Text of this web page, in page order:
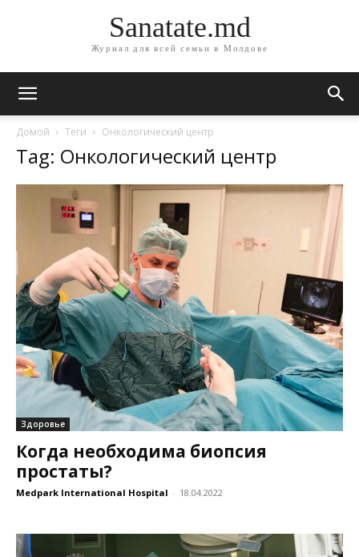
Sanatate.md
Журнал для всей семьи в Молдове
Домой Теги Онкологический центр
Tag: Онкологический центр
Здоровье
Когда необходима биопсия
простаты?
Medpark International Hospital - 18.04.2022